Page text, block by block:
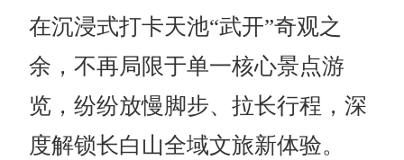
在沉浸式打卡天池“武开”奇观之
余，不再局限于单一核心景点游
览，纷纷放慢脚步、拉长行程，深
度解锁长白山全域文旅新体验。